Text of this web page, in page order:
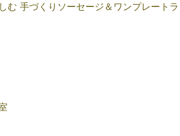
む 手づくりソーセージ＆ワンプレートラ